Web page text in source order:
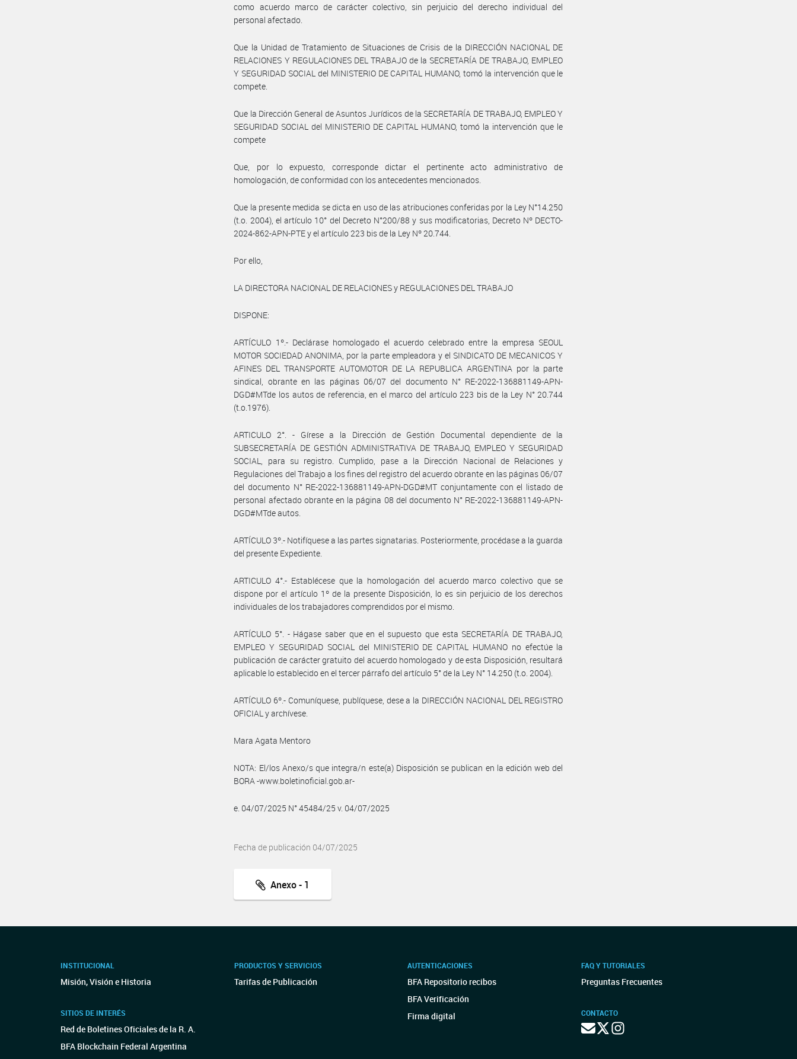
como acuerdo marco de carácter colectivo, sin perjuicio del derecho individual del
personal afectado.
Que la Unidad de Tratamiento de Situaciones de Crisis de la DIRECCIÓN NACIONAL DE
RELACIONES Y REGULACIONES DEL TRABAJO de la SECRETARÍA DE TRABAJO, EMPLEO
Y SEGURIDAD SOCIAL del MINISTERIO DE CAPITAL HUMANO, tomó la intervención que le
compete.
Que la Dirección General de Asuntos Jurídicos de la SECRETARÍA DE TRABAJO, EMPLEO Y
SEGURIDAD SOCIAL del MINISTERIO DE CAPITAL HUMANO, tomó la intervención que le
compete
Que, por lo expuesto, corresponde dictar el pertinente acto administrativo de
homologación, de conformidad con los antecedentes mencionados.
Que la presente medida se dicta en uso de las atribuciones conferidas por la Ley N°14.250
(t.o. 2004), el artículo 10° del Decreto N°200/88 y sus modificatorias, Decreto Nº DECTO-
2024-862-APN-PTE y el artículo 223 bis de la Ley Nº 20.744.
Por ello,
LA DIRECTORA NACIONAL DE RELACIONES y REGULACIONES DEL TRABAJO
DISPONE:
ARTÍCULO 1º.- Declárase homologado el acuerdo celebrado entre la empresa SEOUL
MOTOR SOCIEDAD ANONIMA, por la parte empleadora y el SINDICATO DE MECANICOS Y
AFINES DEL TRANSPORTE AUTOMOTOR DE LA REPUBLICA ARGENTINA por la parte
sindical, obrante en las páginas 06/07 del documento N° RE-2022-136881149-APN-
DGD#MTde los autos de referencia, en el marco del artículo 223 bis de la Ley N° 20.744
(t.o.1976).
ARTICULO 2°. - Gírese a la Dirección de Gestión Documental dependiente de la
SUBSECRETARÍA DE GESTIÓN ADMINISTRATIVA DE TRABAJO, EMPLEO Y SEGURIDAD
SOCIAL, para su registro. Cumplido, pase a la Dirección Nacional de Relaciones y
Regulaciones del Trabajo a los fines del registro del acuerdo obrante en las páginas 06/07
del documento N° RE-2022-136881149-APN-DGD#MT conjuntamente con el listado de
personal afectado obrante en la página 08 del documento N° RE-2022-136881149-APN-
DGD#MTde autos.
ARTÍCULO 3º.- Notifíquese a las partes signatarias. Posteriormente, procédase a la guarda
del presente Expediente.
ARTICULO 4°.- Establécese que la homologación del acuerdo marco colectivo que se
dispone por el artículo 1º de la presente Disposición, lo es sin perjuicio de los derechos
individuales de los trabajadores comprendidos por el mismo.
ARTÍCULO 5°. - Hágase saber que en el supuesto que esta SECRETARÍA DE TRABAJO,
EMPLEO Y SEGURIDAD SOCIAL del MINISTERIO DE CAPITAL HUMANO no efectúe la
publicación de carácter gratuito del acuerdo homologado y de esta Disposición, resultará
aplicable lo establecido en el tercer párrafo del artículo 5° de la Ley N° 14.250 (t.o. 2004).
ARTÍCULO 6º.- Comuníquese, publíquese, dese a la DIRECCIÓN NACIONAL DEL REGISTRO
OFICIAL y archívese.
Mara Agata Mentoro
NOTA: El/los Anexo/s que integra/n este(a) Disposición se publican en la edición web del
BORA -www.boletinoficial.gob.ar-
e. 04/07/2025 N° 45484/25 v. 04/07/2025
Fecha de publicación 04/07/2025
Anexo - 1
INSTITUCIONAL
Misión, Visión e Historia
SITIOS DE INTERÉS
Red de Boletines Oficiales de la R. A.
BFA Blockchain Federal Argentina
PRODUCTOS Y SERVICIOS
Tarifas de Publicación
AUTENTICACIONES
BFA Repositorio recibos
BFA Verificación
Firma digital
FAQ Y TUTORIALES
Preguntas Frecuentes
CONTACTO